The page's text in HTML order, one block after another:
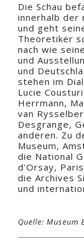
Die Schau
innerhalb der
und geht
Theoretiker
nach wie
und
und
stehen im
Lucie
Herrmann,
van
Desgrange,
anderen. Zu
Museum,
die National
d'Orsay,
die Archives
und
Quelle: Museum